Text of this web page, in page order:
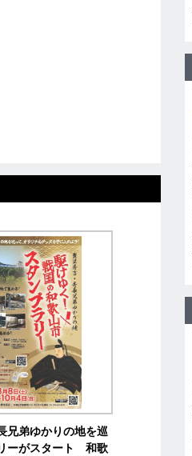
兄弟ゆかりの地を巡
ーがスタート 和歌